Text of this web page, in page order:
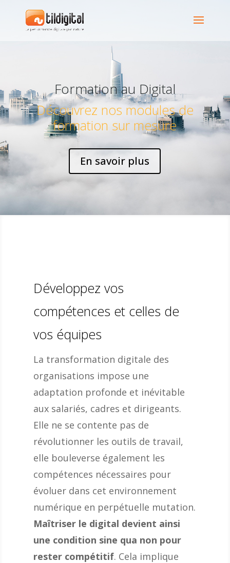
Formation au Digital
Découvrez nos modules de
formation sur mesure
En savoir plus
Développez vos
compétences et celles de
vos équipes
La transformation digitale des
organisations impose une
adaptation profonde et inévitable
aux salariés, cadres et dirigeants.
Elle ne se contente pas de
révolutionner les outils de travail,
elle bouleverse également les
compétences nécessaires pour
évoluer dans cet environnement
numérique en perpétuelle mutation.
Maîtriser le digital devient ainsi
une condition sine qua non pour
rester compétitif. Cela implique